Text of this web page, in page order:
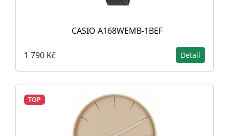
CASIO A168WEMB-1BEF
1 790 Kč Detail
TOP